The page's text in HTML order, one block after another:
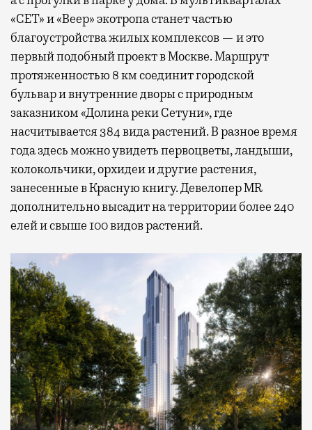
«СЕТ» и «Веер» экотропа станет частью
благоустройства жилых комплексов — и это
первый подобный проект в Москве. Маршрут
протяженностью 8 км соединит городской
бульвар и внутренние дворы с природным
заказником «Долина реки Сетуни», где
насчитывается 384 вида растений. В разное время
года здесь можно увидеть первоцветы, ландыши,
колокольчики, орхидеи и другие растения,
занесенные в Красную книгу. Девелопер MR
дополнительно высадит на территории более 240
елей и свыше 100 видов растений.